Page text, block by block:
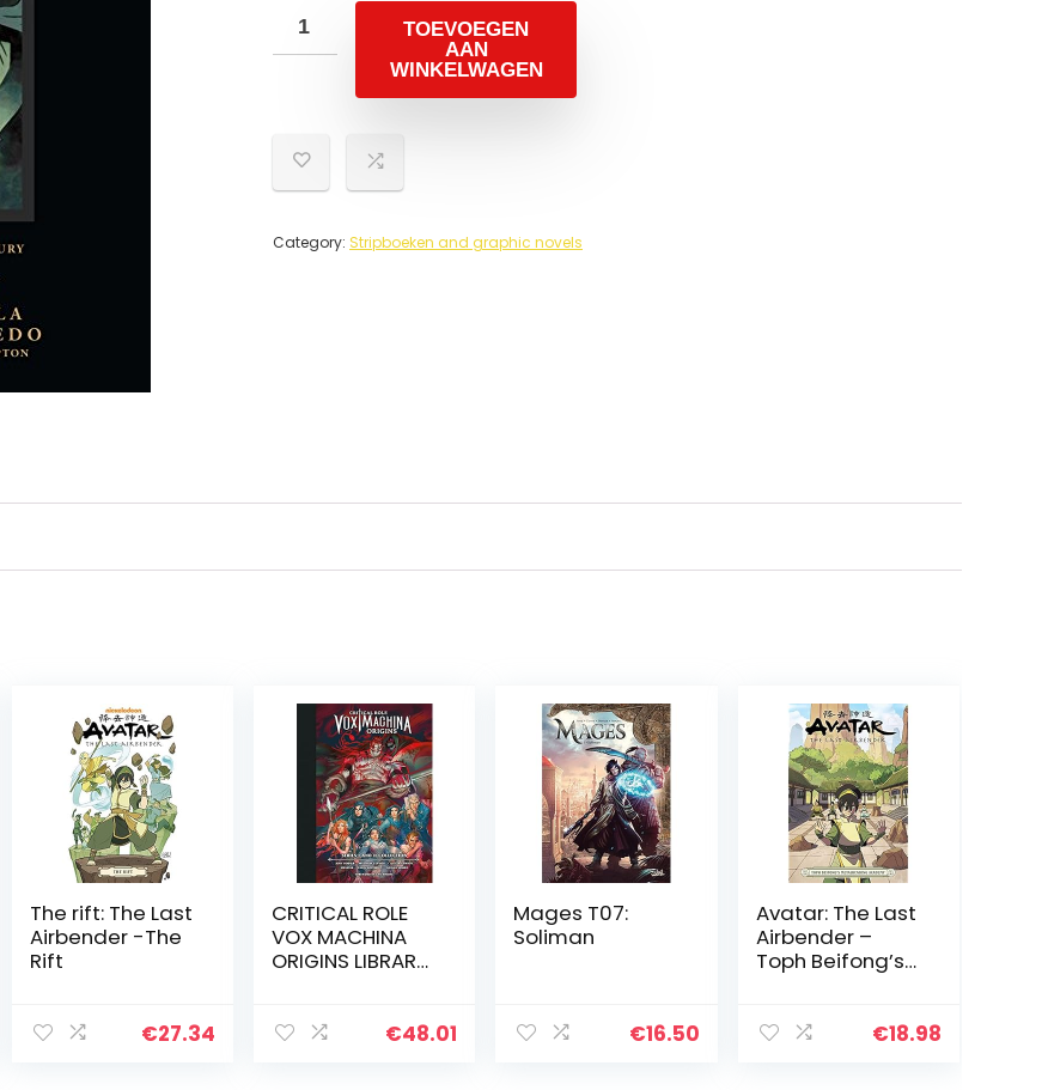
TOEVOEGEN
AAN
WINKELWAGEN
Category: Stripboeken and graphic novels
The rift: The Last
Airbender -The
Rift
€27.34
CRITICAL ROLE
VOX MACHINA
ORIGINS LIBRARY
€48.01
Mages T07:
Soliman
€16.50
Avatar: The Last
Airbender –
Toph Beifong’s
€18.98